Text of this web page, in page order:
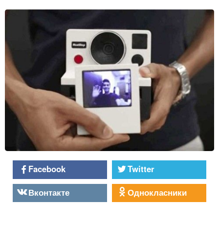
Facebook
Twitter
Вконтакте
Однокласники